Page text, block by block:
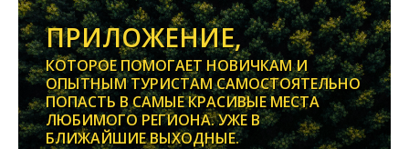
ПРИЛОЖЕНИЕ,
КОТОРОЕ ПОМОГАЕТ НОВИЧКАМ И
ОПЫТНЫМ ТУРИСТАМ САМОСТОЯТЕЛЬНО
ПОПАСТЬ В САМЫЕ КРАСИВЫЕ МЕСТА
ЛЮБИМОГО РЕГИОНА. УЖЕ В
БЛИЖАЙШИЕ ВЫХОДНЫЕ.